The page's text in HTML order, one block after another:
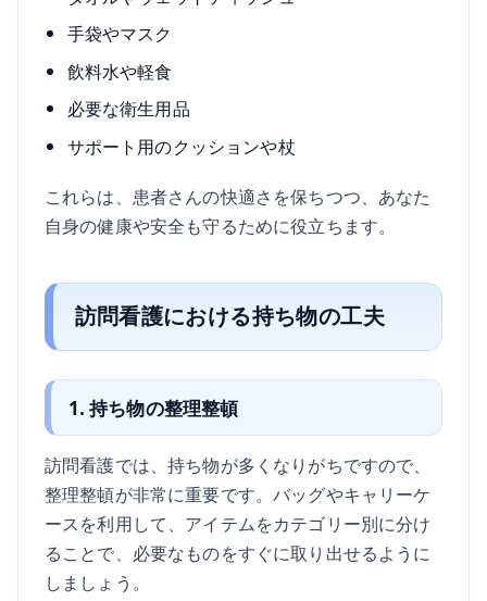
手袋やマスク
飲料水や軽食
必要な衛生用品
サポート用のクッションや杖
これらは、患者さんの快適さを保ちつつ、あなた
自身の健康や安全も守るために役立ちます。
訪問看護における持ち物の工夫
1. 持ち物の整理整頓
訪問看護では、持ち物が多くなりがちですので、
整理整頓が非常に重要です。バッグやキャリーケ
ースを利用して、アイテムをカテゴリー別に分け
ることで、必要なものをすぐに取り出せるように
しましょう。